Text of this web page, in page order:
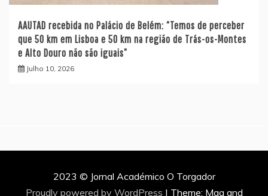
AAUTAD recebida no Palácio de Belém: “Temos de perceber
que 50 km em Lisboa e 50 km na região de Trás-os-Montes
e Alto Douro não são iguais”
Julho 10, 2026
2023 © Jornal Académico O Torgador
Proudly powered by WordPress | Theme: Mag and